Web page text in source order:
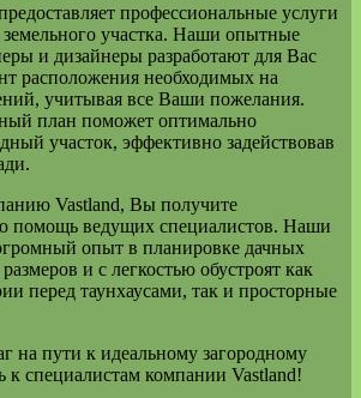
профессиональные услуги
участка. Наши опытные
и дизайнеры разработают для Вас
расположения необходимых на
учитывая все Ваши пожелания.
план поможет оптимально
участок, эффективно задействовав
Vastland, Вы получите
помощь ведущих специалистов. Наши
опыт в планировке дачных
и с легкостью обустроят как
перед таунхаусами, так и просторные
на пути к идеальному загородному
к специалистам компании Vastland!